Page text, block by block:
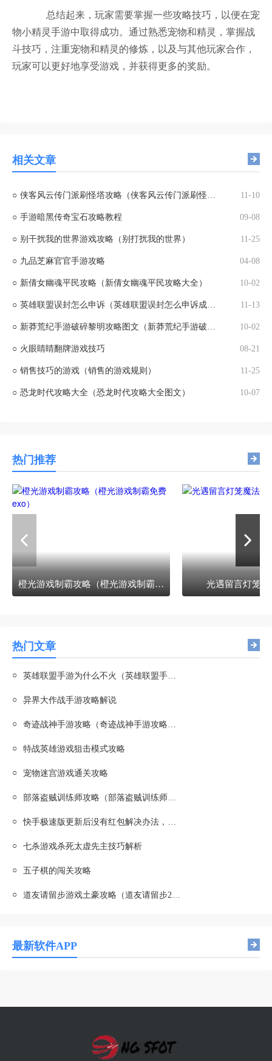
总结起来，玩家需要掌握一些攻略技巧，以便在宠
物小精灵手游中取得成功。通过熟悉宠物和精灵，掌握战
斗技巧，注重宠物和精灵的修炼，以及与其他玩家合作，
玩家可以更好地享受游戏，并获得更多的奖励。
相关文章
○ 侠客风云传门派刷怪塔攻略（侠客风云传门派刷怪塔攻略视频） 11-10
○ 手游暗黑传奇宝石攻略教程 09-08
○ 别干扰我的世界游戏攻略（别打扰我的世界） 11-25
○ 九品芝麻官官手游攻略 04-08
○ 新倩女幽魂平民攻略（新倩女幽魂平民攻略大全） 10-02
○ 英雄联盟误封怎么申诉（英雄联盟误封怎么申诉成功） 11-13
○ 新莽荒纪手游破碎黎明攻略图文（新莽荒纪手游破碎黎明攻略图文解析） 10-02
○ 火眼睛睛翻牌游戏技巧 08-21
○ 销售技巧的游戏（销售的游戏规则） 11-25
○ 恐龙时代攻略大全（恐龙时代攻略大全图文） 10-07
热门推荐
橙光游戏制霸攻略（橙光游戏制霸免费exo） 光遇留言灯笼
热门文章
○ 英雄联盟手游为什么不火（英雄联盟手游青训报名）
○ 异界大作战手游攻略解说
○ 奇迹战神手游攻略（奇迹战神手游攻略图文）
○ 特战英雄游戏狙击模式攻略
○ 宠物迷宫游戏通关攻略
○ 部落盗贼训练师攻略（部落盗贼训练师攻略图）
○ 快手极速版更新后没有红包解决办法，游戏攻略助你轻松应对
○ 七杀游戏杀死太虚先主技巧解析
○ 五子棋的闯关攻略
○ 道友请留步游戏土豪攻略（道友请留步2020攻略大全）
最新软件APP